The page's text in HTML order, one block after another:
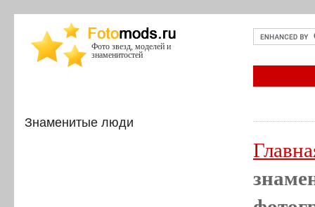
Фото звезд, моделей и
знаменитостей
Знаменитые люди